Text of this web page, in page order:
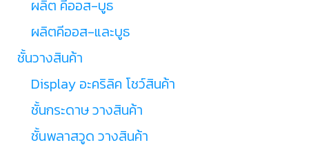
ผลิต คีออส-บูธ
ผลิตคีออส-และบูธ
ชั้นวางสินค้า
Display อะคริลิค โชว์สินค้า
ชั้นกระดาษ วางสินค้า
ชั้นพลาสวูด วางสินค้า